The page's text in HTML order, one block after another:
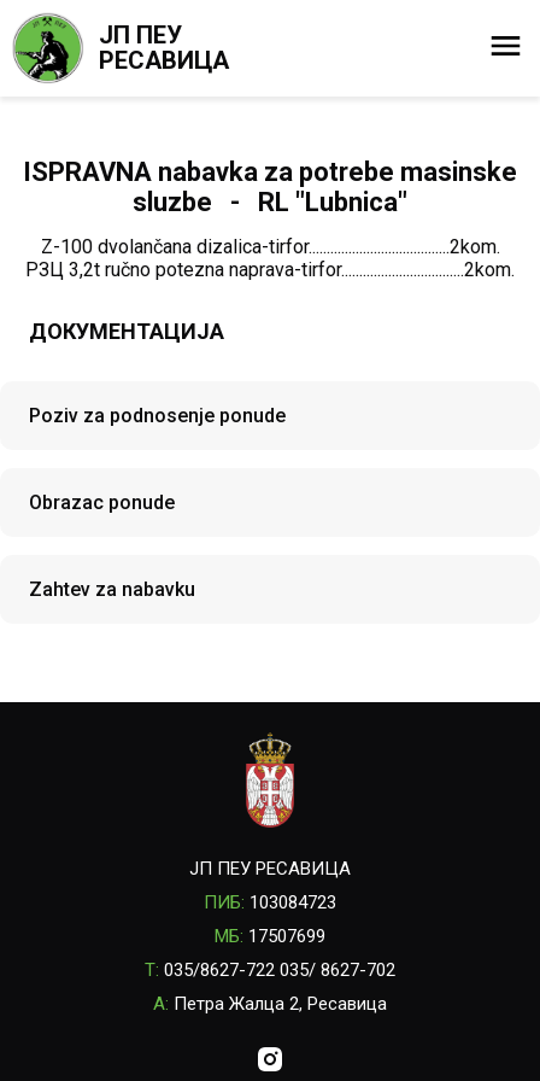
ЈП ПЕУ
РЕСАВИЦА
ISPRAVNA nabavka za potrebe masinske
sluzbe - RL "Lubnica"
Z-100 dvolančana dizalica-tirfor.......................................2kom.
РЗЦ 3,2t ručno potezna naprava-tirfor..................................2kom.
ДОКУМЕНТАЦИЈА
Poziv za podnosenje ponude
Obrazac ponude
Zahtev za nabavku
ЈП ПЕУ РЕСАВИЦА
ПИБ: 103084723
МБ: 17507699
T: 035/8627-722 035/ 8627-702
A: Петра Жалца 2, Ресавица